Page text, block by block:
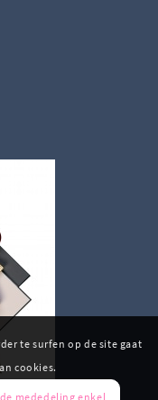
te surfen op de site gaat
cookies.
mededeling enkel